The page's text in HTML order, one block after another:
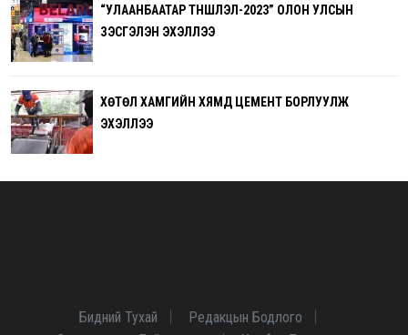
“УЛААНБААТАР ТҮНШЛЭЛ-2023” ОЛОН УЛСЫН
ҮЗЭСГЭЛЭН ЭХЭЛЛЭЭ
ХӨТӨЛ ХАМГИЙН ХЯМД ЦЕМЕНТ БОРЛУУЛЖ
ЭХЭЛЛЭЭ
Бидний Тухай
Редакцын Бодлого